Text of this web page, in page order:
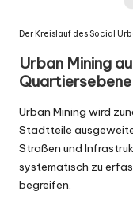
Der Kreislauf des Social
Urban Mining
Quartiersebene
Urban Mining wird
Stadtteile
Straßen und
systematisch zu
begreifen.